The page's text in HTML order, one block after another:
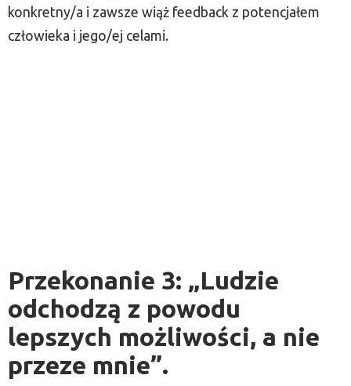
konkretny/a i zawsze wiąż feedback z potencjałem
człowieka i jego/ej celami.
Przekonanie 3: „Ludzie
odchodzą z powodu
lepszych możliwości, a nie
przeze mnie”.